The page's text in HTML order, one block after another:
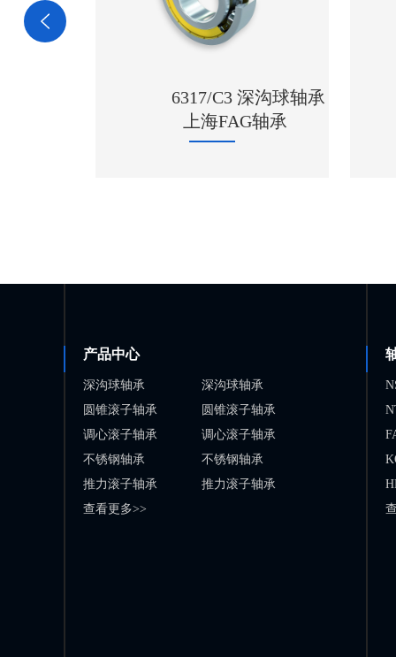
6317/C3 深沟球轴承
上海FAG轴承
产品中心
深沟球轴承
圆锥滚子轴承
调心滚子轴承
不锈钢轴承
推力滚子轴承
查看更多>>
深沟球轴承
圆锥滚子轴承
调心滚子轴承
不锈钢轴承
推力滚子轴承